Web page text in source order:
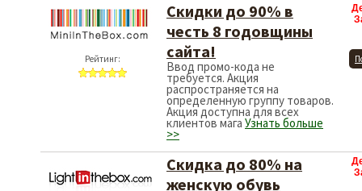
Рейтинг:
Скидки до 90% в
честь 8 годовщины
сайта!
Ввод промо-кода не
требуется. Акция
распространяется на
определенную группу товаров.
Акция доступна для всех
клиентов мага Узнать больше
>>
Скидка до 80% на
женскую обувь